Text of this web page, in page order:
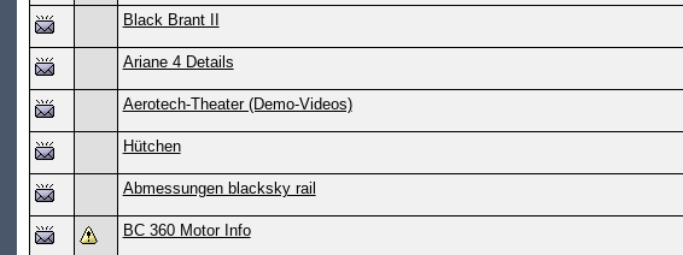
Black Brant II
Ariane 4 Details
Aerotech-Theater (Demo-Videos)
Hütchen
Abmessungen blacksky rail
BC 360 Motor Info